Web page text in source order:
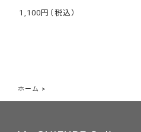
ホーム >
1,100